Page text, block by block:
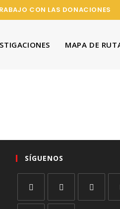
CON LAS DONACIONES
MAPA DE
SÍGUENOS